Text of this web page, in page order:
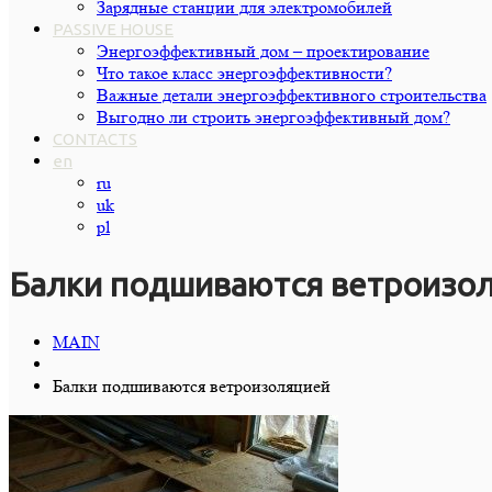
Зарядные станции для электромобилей
PASSIVE HOUSE
Энергоэффективный дом – проектирование
Что такое класс энергоэффективности?
Важные детали энергоэффективного строительства
Выгодно ли строить энергоэффективный дом?
CONTACTS
en
ru
uk
pl
Балки подшиваются
MAIN
Балки подшиваются ветроизоляцией